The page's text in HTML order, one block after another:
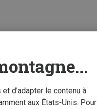
d'adapter le contenu à
aux États-Unis. Pour